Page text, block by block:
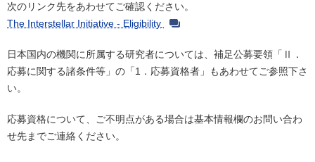
次のリンク先をあわせてご確認ください。
The Interstellar Initiative - Eligibility
日本国内の機関に所属する研究者については、補足公募要領「Ⅱ．
応募に関する諸条件等」の「1．応募資格者」もあわせてご参照下さ
い。
応募資格について、ご不明点がある場合は基本情報欄のお問い合わ
せ先までご連絡ください。